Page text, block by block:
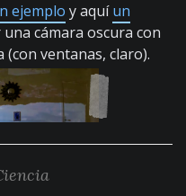
ejemplo y aquíun
cámara oscura con
ventanas, claro).